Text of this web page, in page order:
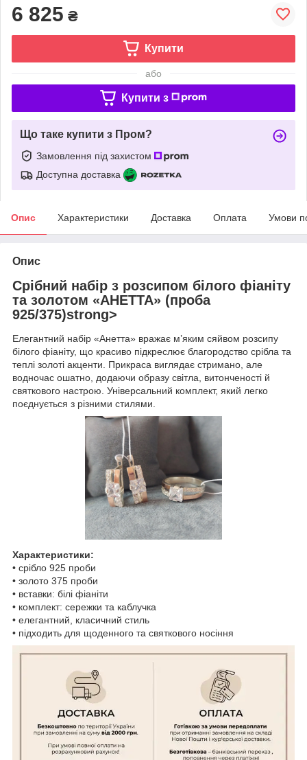
6 825 ₴
Купити
або
Купити з
Що таке купити з Пром?
Замовлення під захистом
Доступна доставка
Опис Характеристики Доставка Оплата Умови
Опис
Срібний набір з розсипом білого фіаніту
та золотом «АНЕТТА» (проба
925/375)strong>
Елегантний набір «Анетта» вражає м’яким сяйвом розсипу
білого фіаніту, що красиво підкреслює благородство срібла та
теплі золоті акценти. Прикраса виглядає стримано, але
водночас ошатно, додаючи образу світла, витонченості й
святкового настрою. Універсальний комплект, який легко
поєднується з різними стилями.
Характеристики:
• срібло 925 проби
• золото 375 проби
• вставки: білі фіаніти
• комплект: сережки та каблучка
• елегантний, класичний стиль
• підходить для щоденного та святкового носіння